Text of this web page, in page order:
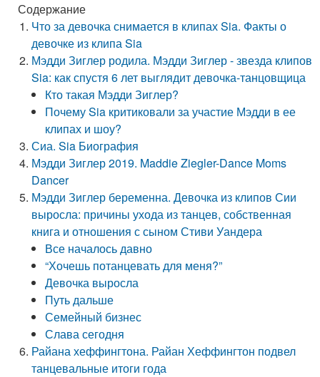
Содержание
Что за девочка снимается в клипах Sia. Факты о
девочке из клипа Sia
Мэдди Зиглер родила. Мэдди Зиглер - звезда клипов
Sia: как спустя 6 лет выглядит девочка-танцовщица
Кто такая Мэдди Зиглер?
Почему Sia критиковали за участие Мэдди в ее
клипах и шоу?
Сиа. Sia Биография
Мэдди Зиглер 2019. Maddie Ziegler-Dance Moms
Dancer
Мэдди Зиглер беременна. Девочка из клипов Сии
выросла: причины ухода из танцев, собственная
книга и отношения с сыном Стиви Уандера
Все началось давно
“Хочешь потанцевать для меня?”
Девочка выросла
Путь дальше
Семейный бизнес
Слава сегодня
Райана хеффингтона. Райан Хеффингтон подвел
танцевальные итоги года